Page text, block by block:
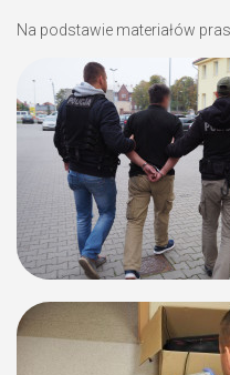
Na podstawie materiałów